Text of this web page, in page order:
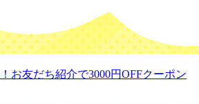
お友だち紹介で3000円OFFクーポン